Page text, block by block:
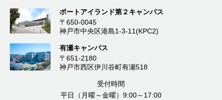
ポートアイランド第２キャンパス
〒650-0045
神戸市中央区港島1-3-11(KPC2)
有瀬キャンパス
〒651-2180
神戸市西区伊川谷町有瀬518
受付時間
平日（月曜～金曜）9:00～17:00